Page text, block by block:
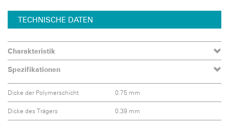
TECHNISCHE DATEN
Charakteristik
Spezifikationen
Dicke der Polymerschicht 0.75 mm
Dicke des Trägers 0.39 mm